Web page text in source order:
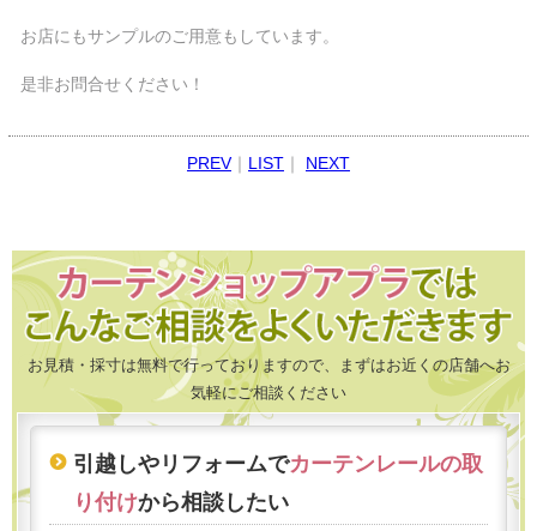
お店にもサンプルのご用意もしています。
是非お問合せください！
PREV｜ LIST｜ NEXT
お見積・採寸は無料で行っておりますので、まずはお近くの店舗へお
気軽にご相談ください
引越しやリフォームでカーテンレールの取
り付けから相談したい